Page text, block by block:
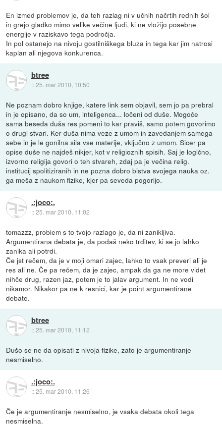
En izmed problemov je, da teh razlag ni v učnih načrtih rednih šol
in grejo gladko mimo velike večine ljudi, ki ne vložijo posebne
energije v raziskavo tega področja.
In pol ostanejo na nivoju gostilniškega bluza in tega kar jim natrosi
kaplan ali njegova konkurenca.
btree
::25. mar 2010, 10:50
Ne poznam dobro knjige, katere link sem objavil, sem jo pa prebral
in je opisano, da so um, inteligenca... ločeni od duše. Mogoče
sama beseda duša res pomeni to kar praviš, samo potem govorimo
o drugi stvari. Ker duša nima veze z umom in zavedanjem samega
sebe in je le gonilna sila vse materije, vključno z umom. Sicer pa
opise duše ne najdeš nikjer, kot v religioznih spisih. Saj je logično,
izvorno religija govori o teh stvareh, zdaj pa je večina relig.
institucij spolitiziranih in ne pozna dobro bistva svojega nauka oz.
ga meša z naukom fizike, kjer pa seveda pogorijo.
.:joco:.
::25. mar 2010, 11:02
tomazzz, problem s to tvojo razlago je, da ni zanikljiva.
Argumentirana debata je, da podaš neko trditev, ki se jo lahko
zanika ali potrdi.
Če jst rečem, da je v moji omari zajec, lahko to vsak preveri ali je
res ali ne. Če pa rečem, da je zajec, ampak da ga ne more videt
nihče drug, razen jaz, potem je to jalav argument. In ne vodi
nikamor. Nikakor pa ne k resnici, kar je point argumentirane
debate.
btree
::25. mar 2010, 11:12
Dušo se ne da opisati z nivoja fizike, zato je argumentiranje
nesmiselno.
.:joco:.
::25. mar 2010, 11:26
Če je argumentiranje nesmiselno, je vsaka debata okoli tega
nesmiselna.